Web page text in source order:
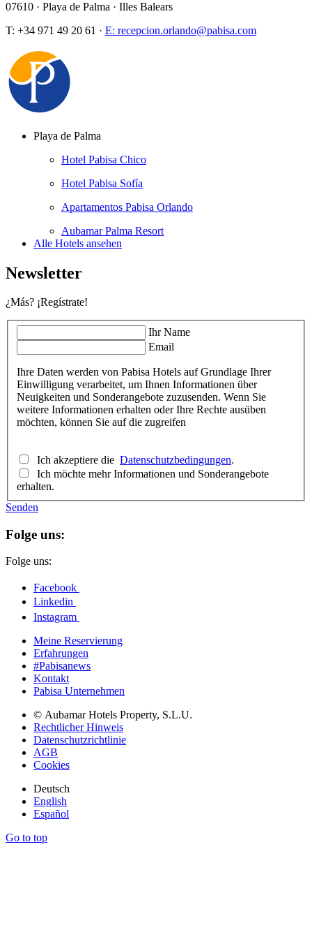
07610 · Playa de Palma · Illes Balears
T: +34 971 49 20 61 · E: recepcion.orlando@pabisa.com
Playa de Palma
Hotel Pabisa Chico
Hotel Pabisa Sofía
Apartamentos Pabisa Orlando
Aubamar Palma Resort
Alle Hotels ansehen
Newsletter
¿Más? ¡Regístrate!
Ihr Name
Email
Ihre Daten werden von Pabisa Hotels auf Grundlage Ihrer
Einwilligung verarbeitet, um Ihnen Informationen über
Neuigkeiten und Sonderangebote zuzusenden. Wenn Sie
weitere Informationen erhalten oder Ihre Rechte ausüben
möchten, können Sie auf die zugreifen
Datenschutzbedingungen.
Ich möchte mehr Informationen und Sonderangebote
erhalten.
Senden
Folge uns:
Folge uns:
Facebook
Linkedin
Instagram
Meine Reservierung
Erfahrungen
#Pabisanews
Kontakt
Pabisa Unternehmen
© Aubamar Hotels Property, S.L.U.
Rechtlicher Hinweis
Datenschutzrichtlinie
AGB
Cookies
Deutsch
English
Español
Go to top